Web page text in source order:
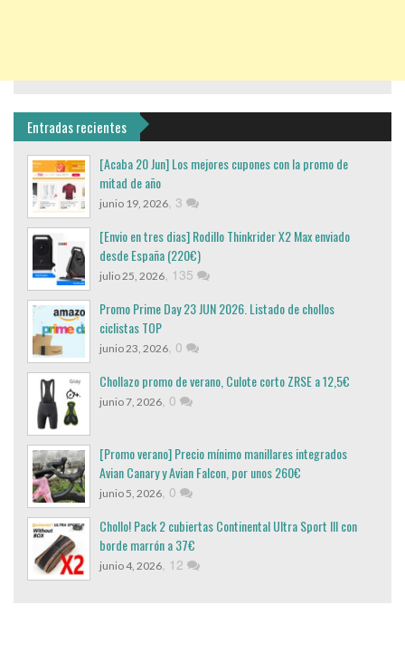
Entradas recientes
[Acaba 20 Jun] Los mejores cupones con la promo de
mitad de año
junio 19, 2026 3
[Envio en tres dias] Rodillo Thinkrider X2 Max enviado
desde España (220€)
julio 25, 2026 135
Promo Prime Day 23 JUN 2026. Listado de chollos
ciclistas TOP
junio 23, 2026 0
Chollazo promo de verano, Culote corto ZRSE a 12,5€
junio 7, 2026 0
[Promo verano] Precio mínimo manillares integrados
Avian Canary y Avian Falcon, por unos 260€
junio 5, 2026 0
Chollo! Pack 2 cubiertas Continental Ultra Sport III con
borde marrón a 37€
junio 4, 2026 12